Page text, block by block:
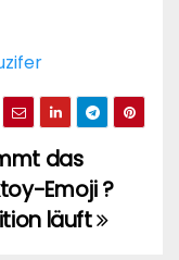
das
Emoji ?
läuft